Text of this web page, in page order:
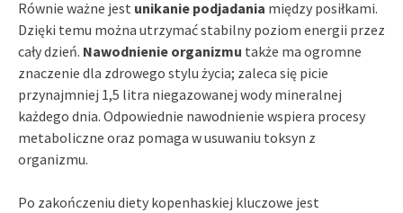
Równie ważne jest unikanie podjadania między posiłkami.
Dzięki temu można utrzymać stabilny poziom energii przez
cały dzień. Nawodnienie organizmu także ma ogromne
znaczenie dla zdrowego stylu życia; zaleca się picie
przynajmniej 1,5 litra niegazowanej wody mineralnej
każdego dnia. Odpowiednie nawodnienie wspiera procesy
metaboliczne oraz pomaga w usuwaniu toksyn z
organizmu.
Po zakończeniu diety kopenhaskiej kluczowe jest